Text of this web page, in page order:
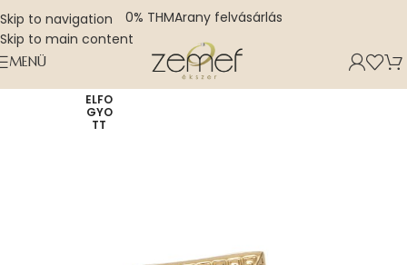
Skip to navigation
Skip to main content
0% THMArany felvásárlás
MENÜ
ELFO
GYO
TT